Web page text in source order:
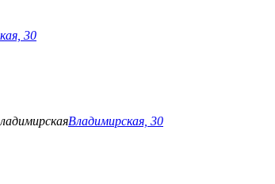
30
Владимирская, 30